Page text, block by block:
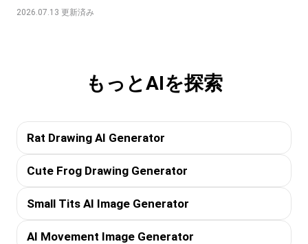
2026.07.13 更新済み
もっとAIを探索
Rat Drawing AI Generator
Cute Frog Drawing Generator
Small Tits AI Image Generator
AI Movement Image Generator